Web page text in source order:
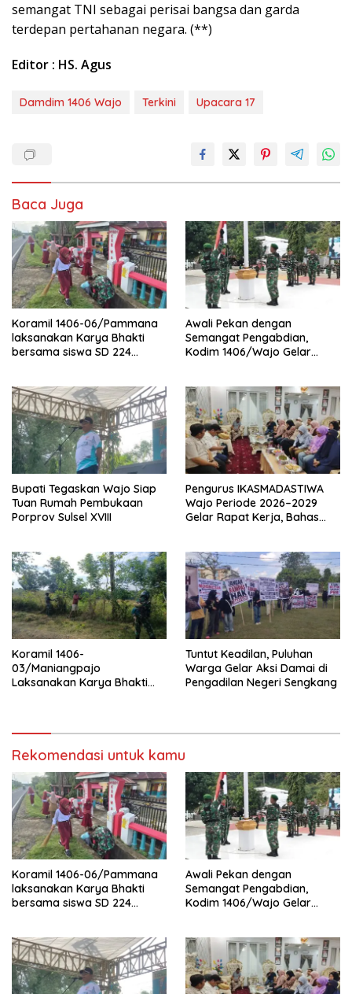
semangat TNI sebagai perisai bangsa dan garda
terdepan pertahanan negara. (**)
Editor : HS. Agus
Damdim 1406 Wajo Terkini Upacara 17
Baca Juga
Koramil 1406-06/Pammana
laksanakan Karya Bhakti
bersama siswa SD 224
Awali Pekan dengan
Semangat Pengabdian,
Kodim 1406/Wajo Gelar
Bupati Tegaskan Wajo Siap
Tuan Rumah Pembukaan
Porprov Sulsel XVIII
Pengurus IKASMADASTIWA
Wajo Periode 2026–2029
Gelar Rapat Kerja, Bahas
Koramil 1406-
03/Maniangpajo
Laksanakan Karya Bhakti
Tuntut Keadilan, Puluhan
Warga Gelar Aksi Damai di
Pengadilan Negeri Sengkang
Rekomendasi untuk kamu
Koramil 1406-06/Pammana
laksanakan Karya Bhakti
bersama siswa SD 224
Awali Pekan dengan
Semangat Pengabdian,
Kodim 1406/Wajo Gelar